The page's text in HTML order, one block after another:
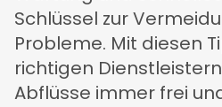
Schlüssel zur
Probleme. Mit diesen
richtigen
Abflüsse immer frei